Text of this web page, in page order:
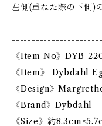
左側(重ねた際の下側)
《Item No》DYB-
《Item》 Dybdahl
《Design》
《Brand》Dybdahl
《Size》約